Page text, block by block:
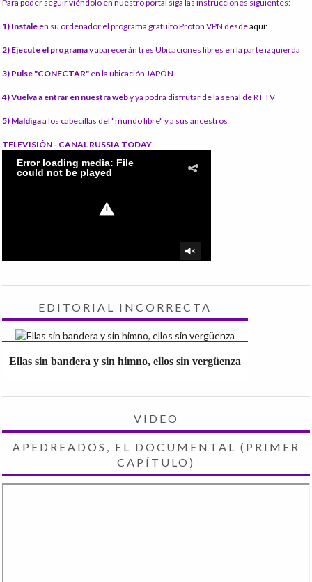
Para poder seguir viéndolo en nuestro portal siga las instrucciones siguientes:
1) Instale en su ordenador el programa gratuito Proton VPN desdeaquí:
2) Ejecute el programay aparecerán tres Ubicaciones libres en la parte izquierda
3) Pulse "CONECTAR" en la ubicación JAPÓN
4) Vuelva a entrar en nuestra weby ya podrá disfrutar de la señal de RT TV
5) Maldigaa los cabecillas del "mundo libre" y a sus ancestros
TELEVISIÓN - CANAL RUSSIA TODAY
EDITORIAL INCORRECTA
Ellas sin bandera y sin himno, ellos sin vergüenza
VIDEO
APEDREADOS, EL DOCUMENTAL (PRIMER
CAPÍTULO)